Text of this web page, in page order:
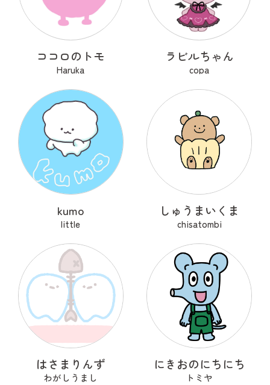
ココロのトモ
Haruka
ラビルちゃん
copa
kumo
little
しゅうまいくま
chisatombi
はさまりんず
わがしうまし
にきおのにちにち
トミヤ